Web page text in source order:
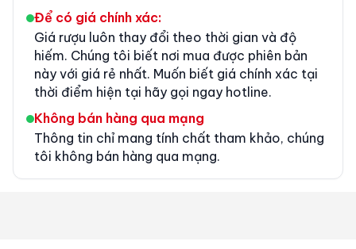
Để có giá chính xác:
Giá rượu luôn thay đổi theo thời gian và độ
hiếm. Chúng tôi biết nơi mua được phiên bản
này với giá rẻ nhất. Muốn biết giá chính xác tại
thời điểm hiện tại hãy gọi ngay hotline.
Không bán hàng qua mạng
Thông tin chỉ mang tính chất tham khảo, chúng
tôi không bán hàng qua mạng.